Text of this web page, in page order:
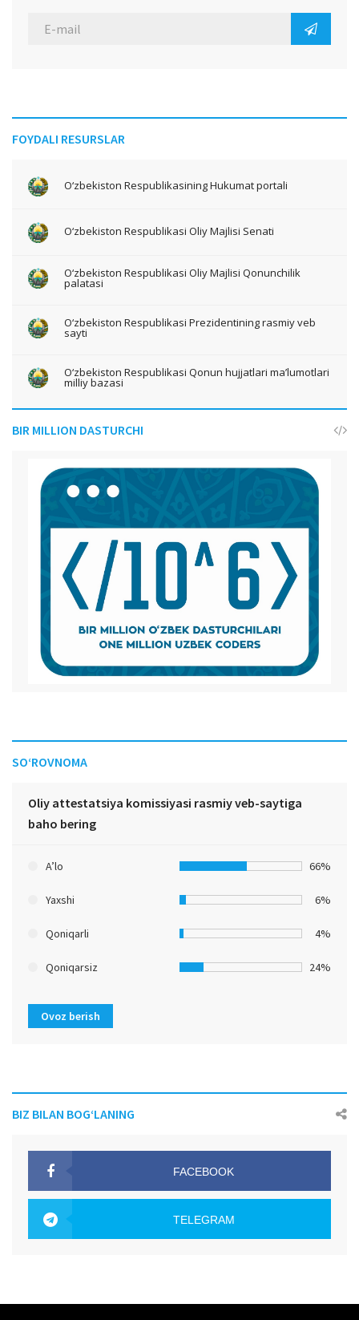
FOYDALI RESURSLAR
O‘zbekiston Respublikasining Hukumat portali
O‘zbekiston Respublikasi Oliy Majlisi Senati
O‘zbekiston Respublikasi Oliy Majlisi Qonunchilik
palatasi
O‘zbekiston Respublikasi Prezidentining rasmiy veb
sayti
O‘zbekiston Respublikasi Qonun hujjatlari ma’lumotlari
milliy bazasi
BIR MILLION DASTURCHI
SO‘ROVNOMA
Oliy attestatsiya komissiyasi rasmiy veb-saytiga
baho bering
A’lo 66%
Yaxshi 6%
Qoniqarli 4%
Qoniqarsiz 24%
Ovoz berish
BIZ BILAN BOG‘LANING
FACEBOOK
TELEGRAM